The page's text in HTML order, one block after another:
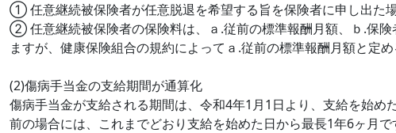
① 任意継続被保険者が任意脱退を希望する旨を保険者に申し出た
② 任意継続被保険者の保険料は、ａ.従前の標準報酬月額、ｂ.保
ますが、健康保険組合の規約によってａ.従前の標準報酬月額と定
(2)傷病手当金の支給期間が通算化
傷病手当金が支給される期間は、令和4年1月1日より、支給を始
前の場合には、これまでどおり支給を始めた日から最長1年6ヶ月で